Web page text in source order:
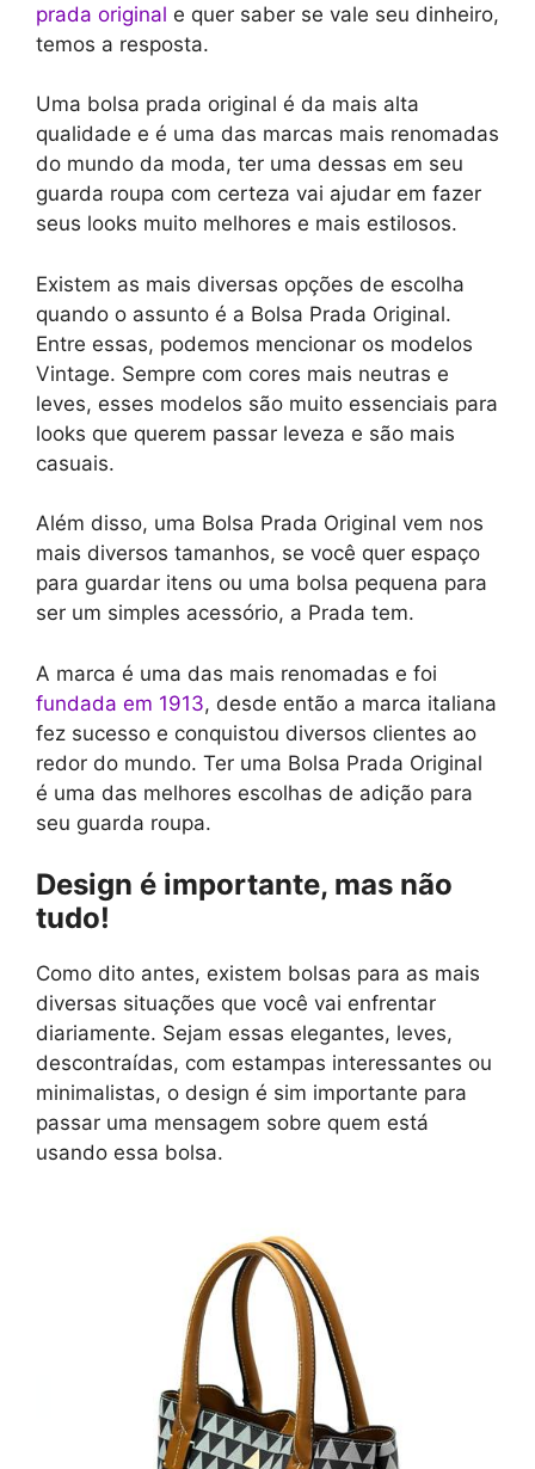
prada original e quer saber se vale seu dinheiro,
temos a resposta.
Uma bolsa prada original é da mais alta
qualidade e é uma das marcas mais renomadas
do mundo da moda, ter uma dessas em seu
guarda roupa com certeza vai ajudar em fazer
seus looks muito melhores e mais estilosos.
Existem as mais diversas opções de escolha
quando o assunto é a Bolsa Prada Original.
Entre essas, podemos mencionar os modelos
Vintage. Sempre com cores mais neutras e
leves, esses modelos são muito essenciais para
looks que querem passar leveza e são mais
casuais.
Além disso, uma Bolsa Prada Original vem nos
mais diversos tamanhos, se você quer espaço
para guardar itens ou uma bolsa pequena para
ser um simples acessório, a Prada tem.
A marca é uma das mais renomadas e foi
fundada em 1913, desde então a marca italiana
fez sucesso e conquistou diversos clientes ao
redor do mundo. Ter uma Bolsa Prada Original
é uma das melhores escolhas de adição para
seu guarda roupa.
Design é importante, mas não
tudo!
Como dito antes, existem bolsas para as mais
diversas situações que você vai enfrentar
diariamente. Sejam essas elegantes, leves,
descontraídas, com estampas interessantes ou
minimalistas, o design é sim importante para
passar uma mensagem sobre quem está
usando essa bolsa.